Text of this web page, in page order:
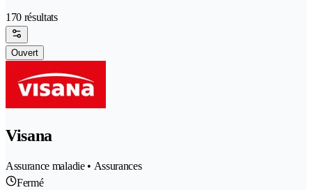
170 résultats
Ouvert
Visana
Assurance maladie • Assurances
Fermé